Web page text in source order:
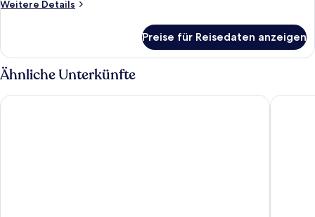
Weitere Details
Weitere
2 Schlafzimmer,
Verbindungszimmer
Preise für Reisedaten anzeigen
Ähnliche Unterkünfte
The Social Hub Florence Belfiore The